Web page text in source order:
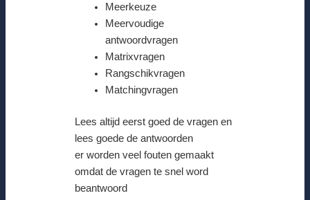
Meerkeuze
Meervoudige
antwoordvragen
Matrixvragen
Rangschikvragen
Matchingvragen
Lees altijd eerst goed de vragen en
lees goede de antwoorden
er worden veel fouten gemaakt
omdat de vragen te snel word
beantwoord